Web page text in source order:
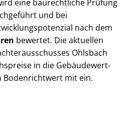
eine baurechtliche Prüfung
und bei
nach dem
bewertet. Die aktuellen
Ohlsbach
in die Ge­bäu­de­wert­
Bodenrichtwert mit ein.